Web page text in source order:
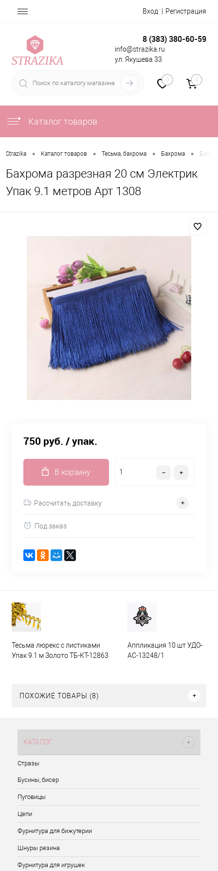
Вход Регистрация
8 (383) 380-60-59
info@strazika.ru
ул. Якушева 33
0 0
Каталог товаров
Strazika • Каталог товаров • Тесьма, бахрома • Бахрома •
Бахрома разрезная 20 см Электрик
Упак 9.1 метров Арт 1308
750 руб. / упак.
В корзину
Рассчитать доставку
Под заказ
Тесьма люрекс с листиками
Упак 9.1 м Золото ТБ-КТ-12863
Аппликация 10 шт УДО-
АС-13248/1
ПОХОЖИЕ ТОВАРЫ (8)
КАТАЛОГ
Стразы
Бусины, бисер
Пуговицы
Цепи
Фурнитура для бижутерии
Шнуры резина
Фурнитура для игрушек